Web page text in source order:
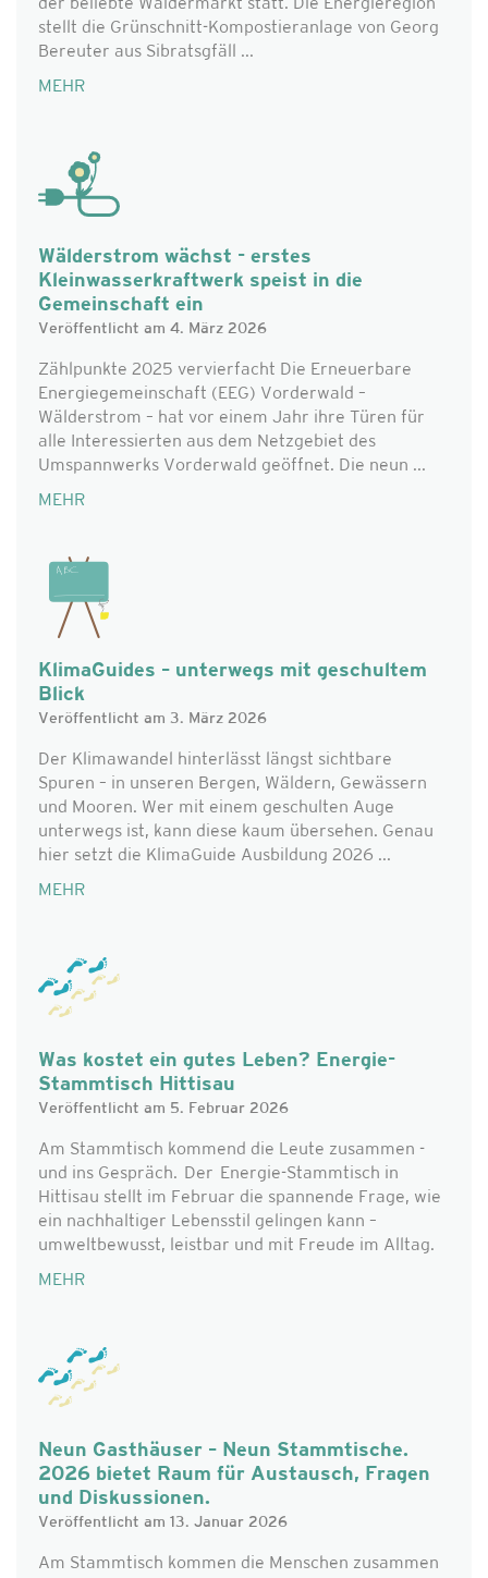
der beliebte Wäldermarkt statt. Die Energieregion
stellt die Grünschnitt-Kompostieranlage von Georg
Bereuter aus Sibratsgfäll ...
MEHR
Wälderstrom wächst - erstes
Kleinwasserkraftwerk speist in die
Gemeinschaft ein
Veröffentlicht am 4. März 2026
Zählpunkte 2025 vervierfacht Die Erneuerbare
Energiegemeinschaft (EEG) Vorderwald –
Wälderstrom – hat vor einem Jahr ihre Türen für
alle Interessierten aus dem Netzgebiet des
Umspannwerks Vorderwald geöffnet. Die neun ...
MEHR
KlimaGuides – unterwegs mit geschultem
Blick
Veröffentlicht am 3. März 2026
Der Klimawandel hinterlässt längst sichtbare
Spuren – in unseren Bergen, Wäldern, Gewässern
und Mooren. Wer mit einem geschulten Auge
unterwegs ist, kann diese kaum übersehen. Genau
hier setzt die KlimaGuide Ausbildung 2026 ...
MEHR
Was kostet ein gutes Leben? Energie-
Stammtisch Hittisau
Veröffentlicht am 5. Februar 2026
Am Stammtisch kommend die Leute zusammen -
und ins Gespräch. Der Energie-Stammtisch in
Hittisau stellt im Februar die spannende Frage, wie
ein nachhaltiger Lebensstil gelingen kann –
umweltbewusst, leistbar und mit Freude im Alltag.
MEHR
Neun Gasthäuser – Neun Stammtische.
2026 bietet Raum für Austausch, Fragen
und Diskussionen.
Veröffentlicht am 13. Januar 2026
Am Stammtisch kommen die Menschen zusammen